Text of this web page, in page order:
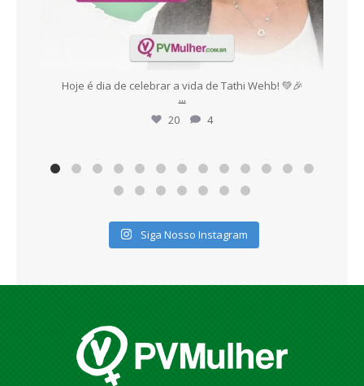
Hoje é dia de celebrar a vida de Tathi Wehb! 💚🎉
...
20
4
Siga Nosso Instagram